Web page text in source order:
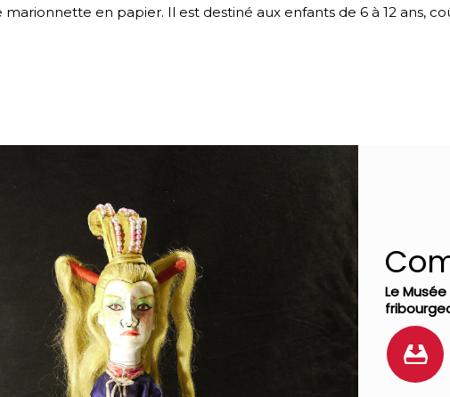
en papier. Il est destiné aux enfants de 6 à 12 ans,
Le